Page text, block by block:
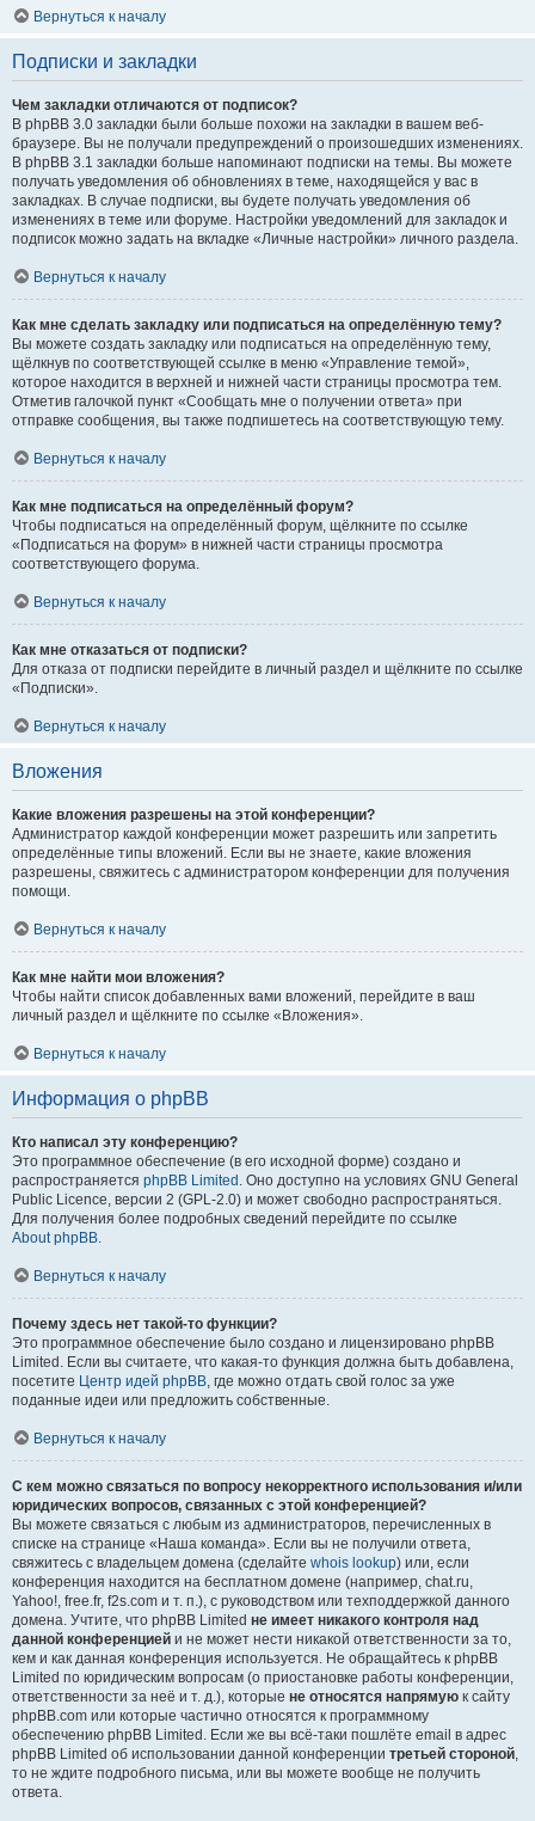
Вернуться к началу
Подписки и закладки
Чем закладки отличаются от подписок?
В phpBB 3.0 закладки были больше похожи на закладки в вашем веб-
браузере. Вы не получали предупреждений о произошедших изменениях.
В phpBB 3.1 закладки больше напоминают подписки на темы. Вы можете
получать уведомления об обновлениях в теме, находящейся у вас в
закладках. В случае подписки, вы будете получать уведомления об
изменениях в теме или форуме. Настройки уведомлений для закладок и
подписок можно задать на вкладке «Личные настройки» личного раздела.
Вернуться к началу
Как мне сделать закладку или подписаться на определённую тему?
Вы можете создать закладку или подписаться на определённую тему,
щёлкнув по соответствующей ссылке в меню «Управление темой»,
которое находится в верхней и нижней части страницы просмотра тем.
Отметив галочкой пункт «Сообщать мне о получении ответа» при
отправке сообщения, вы также подпишетесь на соответствующую тему.
Вернуться к началу
Как мне подписаться на определённый форум?
Чтобы подписаться на определённый форум, щёлкните по ссылке
«Подписаться на форум» в нижней части страницы просмотра
соответствующего форума.
Вернуться к началу
Как мне отказаться от подписки?
Для отказа от подписки перейдите в личный раздел и щёлкните по ссылке
«Подписки».
Вернуться к началу
Вложения
Какие вложения разрешены на этой конференции?
Администратор каждой конференции может разрешить или запретить
определённые типы вложений. Если вы не знаете, какие вложения
разрешены, свяжитесь с администратором конференции для получения
помощи.
Вернуться к началу
Как мне найти мои вложения?
Чтобы найти список добавленных вами вложений, перейдите в ваш
личный раздел и щёлкните по ссылке «Вложения».
Вернуться к началу
Информация о phpBB
Кто написал эту конференцию?
Это программное обеспечение (в его исходной форме) создано и
распространяется phpBB Limited . Оно доступно на условиях GNU General
Public Licence, версии 2 (GPL-2.0) и может свободно распространяться.
Для получения более подробных сведений перейдите по ссылке
About phpBB.
Вернуться к началу
Почему здесь нет такой-то функции?
Это программное обеспечение было создано и лицензировано phpBB
Limited. Если вы считаете, что какая-то функция должна быть добавлена,
посетите Центр идей phpBB, где можно отдать свой голос за уже
поданные идеи или предложить собственные.
Вернуться к началу
С кем можно связаться по вопросу некорректного использования и/или
юридических вопросов, связанных с этой конференцией?
Вы можете связаться с любым из администраторов, перечисленных в
списке на странице «Наша команда». Если вы не получили ответа,
свяжитесь с владельцем домена (сделайте whois lookup) или, если
конференция находится на бесплатном домене (например, chat.ru,
Yahoo!, free.fr, f2s.com и т. п.), с руководством или техподдержкой данного
домена. Учтите, что phpBB Limited не имеет никакого контроля над
данной конференцией и не может нести никакой ответственности за то,
кем и как данная конференция используется. Не обращайтесь к phpBB
Limited по юридическим вопросам (о приостановке работы конференции,
ответственности за неё и т. д.), которые не относятся напрямую к сайту
phpBB.com или которые частично относятся к программному
обеспечению phpBB Limited. Если же вы всё-таки пошлёте email в адрес
phpBB Limited об использовании данной конференции третьей стороной,
то не ждите подробного письма, или вы можете вообще не получить
ответа.